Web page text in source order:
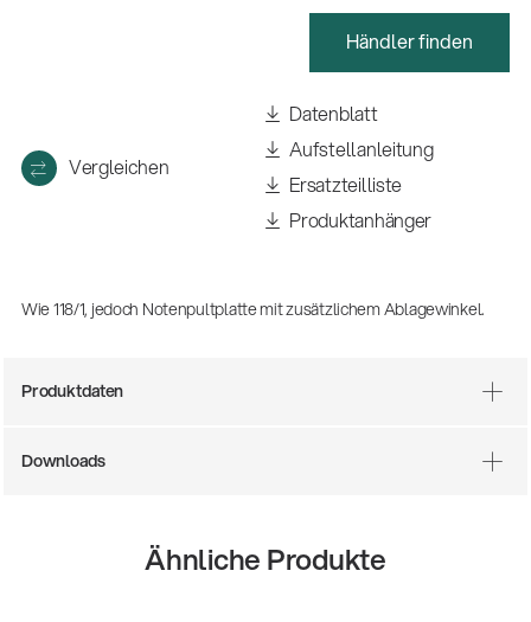
Händler finden
Vergleichen
Datenblatt
Aufstellanleitung
Ersatzteilliste
Produktanhänger
Wie 118/1, jedoch Notenpultplatte mit zusätzlichem Ablagewinkel.
Produktdaten
Downloads
Ähnliche Produkte